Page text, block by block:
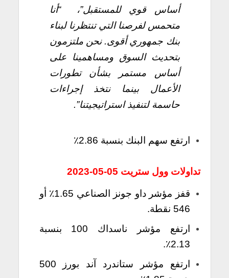
أساس قوي للمستقبل”،“أنا
متحمس لفرصنا التي تنتظرنا لبناء
بنك جمهوري أقوى. نحن ملتزمون
بتحديث السوق ومساهمينا على
أساس مستمر بشأن تطورات
الأعمال بينما نتخذ إجراءات
حاسمة لتنفيذ استراتيجيتنا”.
ارتفع سهم البنك بنسبة 2.86٪
تداولات وول ستريت 05-05-2023
قفز مؤشر داو جونز الصناعي 1.65٪ أو
546 نقطة.
ارتفع مؤشر ناسداك 100 بنسبة
2.13٪.
ارتفع مؤشر ستاندرد آند بورز 500